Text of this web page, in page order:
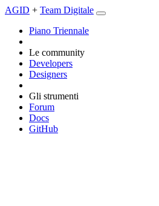
AGID + Team Digitale
Piano Triennale
Le community
Developers
Designers
Gli strumenti
Forum
Docs
GitHub